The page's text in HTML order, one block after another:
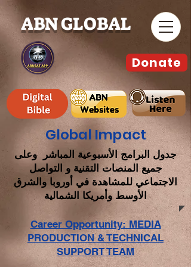
ABN GLOBAL
Global Impact
جدول البرامج الأسبوعية المباشر وعلى
جميع المنصات التقنية و التواصل
الاجتماعي للمشاهدة في أوروبا والشرق
الأوسط وأمريكا الشمالية
Donate
Career Opportunity: MEDIA
PRODUCTION & TECHNICAL
SUPPORT TEAM